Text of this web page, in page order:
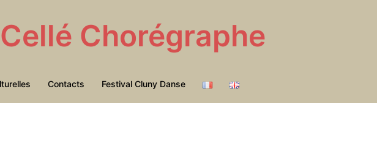
Chorégraphe
Contacts Festival Cluny Danse